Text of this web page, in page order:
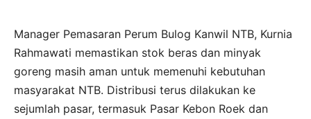
Manager Pemasaran Perum Bulog Kanwil NTB, Kurnia
Rahmawati memastikan stok beras dan minyak
goreng masih aman untuk memenuhi kebutuhan
masyarakat NTB. Distribusi terus dilakukan ke
sejumlah pasar, termasuk Pasar Kebon Roek dan